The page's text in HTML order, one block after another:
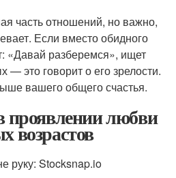
часть отношений, но важно,
Если вместо обидного
«Давай разберемся», ищет
— это говорит о его зрелости.
вашего общего счастья.
проявлении любви
возрастов
руку: Stocksnap.io